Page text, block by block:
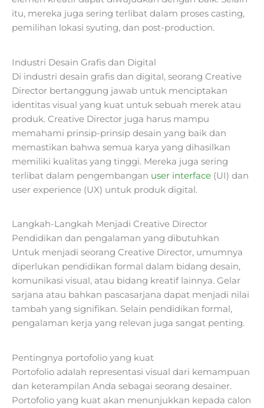
itu, mereka juga sering terlibat dalam proses casting,
pemilihan lokasi syuting, dan post-production.
Industri Desain Grafis dan Digital
Di industri desain grafis dan digital, seorang Creative
Director bertanggung jawab untuk menciptakan
identitas visual yang kuat untuk sebuah merek atau
produk. Creative Director juga harus mampu
memahami prinsip-prinsip desain yang baik dan
memastikan bahwa semua karya yang dihasilkan
memiliki kualitas yang tinggi. Mereka juga sering
terlibat dalam pengembangan user interface (UI) dan
user experience (UX) untuk produk digital.
Langkah-Langkah Menjadi Creative Director
Pendidikan dan pengalaman yang dibutuhkan
Untuk menjadi seorang Creative Director, umumnya
diperlukan pendidikan formal dalam bidang desain,
komunikasi visual, atau bidang kreatif lainnya. Gelar
sarjana atau bahkan pascasarjana dapat menjadi nilai
tambah yang signifikan. Selain pendidikan formal,
pengalaman kerja yang relevan juga sangat penting.
Pentingnya portofolio yang kuat
Portofolio adalah representasi visual dari kemampuan
dan keterampilan Anda sebagai seorang desainer.
Portofolio yang kuat akan menunjukkan kepada calon